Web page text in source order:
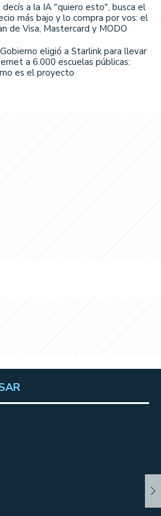
decís a la IA "quiero esto", busca el
más bajo y lo compra por vos: el
de Visa, Mastercard y MODO
eligió a Starlink para llevar
a 6.000 escuelas públicas:
es el proyecto